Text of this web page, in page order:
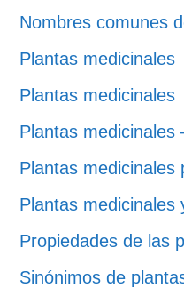
Nombres comunes
Plantas medicinales
Plantas medicinales
Plantas medicinales
Plantas medicinales
Plantas medicinales
Propiedades de las
Sinónimos de